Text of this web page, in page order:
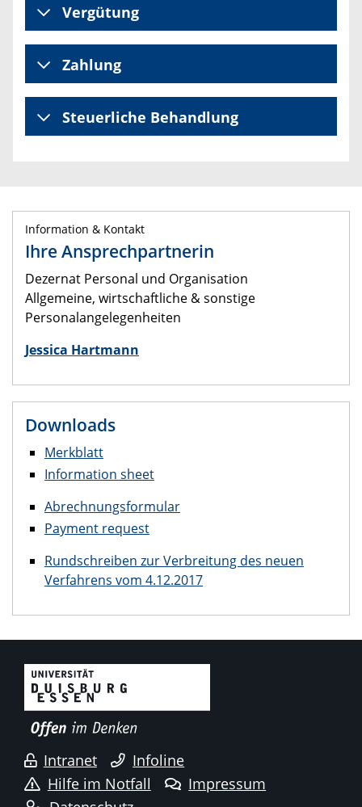
Vergütung
Zahlung
Steuerliche Behandlung
Information & Kontakt
Ihre Ansprechpartnerin
Dezernat Personal und Organisation
Allgemeine, wirtschaftliche & sonstige
Personalangelegenheiten
Jessica Hartmann
Downloads
Merkblatt
Information sheet
Abrechnungsformular
Payment request
Rundschreiben zur Verbreitung des neuen
Verfahrens vom 4.12.2017
Intranet
Infoline
Hilfe im Notfall
Impressum